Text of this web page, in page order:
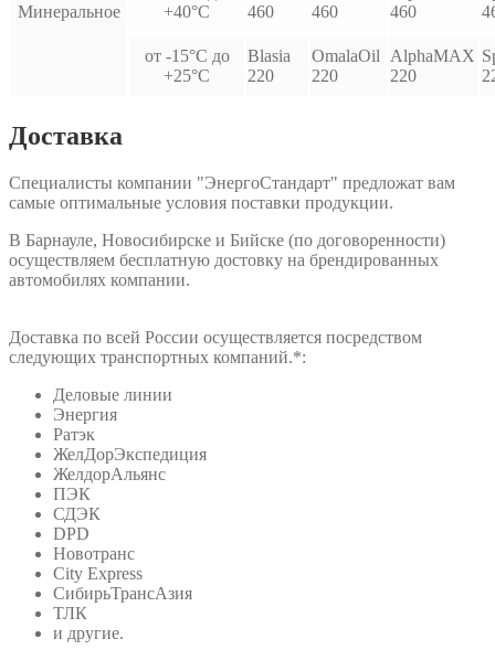
Минеральное
+40°С
460
460
460
от -15°С до
+25°С
Blasia
220
OmalaOil
220
AlphaMAX
220
Доставка
Специалисты компании "ЭнергоСтандарт" предложат вам
самые оптимальные условия поставки продукции.
В Барнауле, Новосибирске и Бийске (по договоренности)
осуществляем бесплатную достовку на брендированных
автомобилях компании.
Доставка по всей России осуществляется посредством
следующих транспортных компаний.*:
Деловые линии
Энергия
Ратэк
ЖелДорЭкспедиция
ЖелдорАльянс
ПЭК
СДЭК
DPD
Новотранс
City Express
СибирьТрансАзия
ТЛК
и другие.